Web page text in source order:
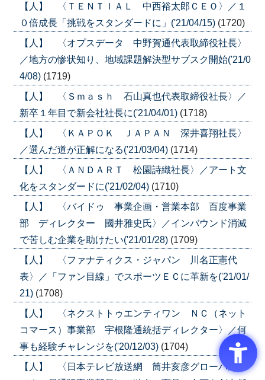
【人】 〈ＴＥＮＴＩＡＬ 中西裕太郎ＣＥＯ〉／１
０倍成長「挑戦をスタンダードに」('21/04/15) (1720)
【人】 〈オプスデータ 中野賀通代表取締役社長〉
／地方の惨状知り、地域課題解決型サブスク開始('21/0
4/08) (1719)
【人】 〈Ｓｍａｓｈ 石山真也代表取締役社長〉／
新卒１年目で新会社社長に('21/04/01) (1718)
【人】 〈ＫＡＰＯＫ ＪＡＰＡＮ 深井喜翔社長〉
／選んだ道が正解になる('21/03/04) (1714)
【人】 〈ＡＮＤＡＲＴ 松園詩織社長〉／アート文
化をスタンダードに('21/02/04) (1710)
【人】 〈バイドゥ 事業企画・営業本部 百度事業
部 ディレクター 國井雅史氏〉／インバウンド消滅
で苦しむ企業を助けたい('21/01/28) (1709)
【人】 〈ファナティクス・ジャパン 川名正憲代
表〉／「ファン目線」でスポーツＥＣに革新を('21/01/
21) (1708)
【人】 〈ネクストトゥエンティワン ＮＣ（ネット
コマース）事業部 宇根隆通統括ディレクター〉／何
事も経験チャレンジを('20/12/03) (1704)
【人】 〈日本テレビ放送網 筒井亥彦グローバルビ